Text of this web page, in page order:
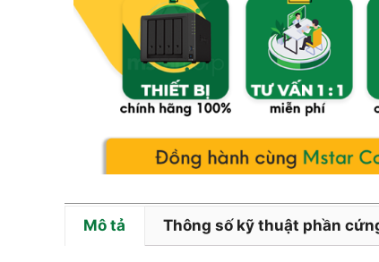
Mô tả Thông số kỹ thuật phần